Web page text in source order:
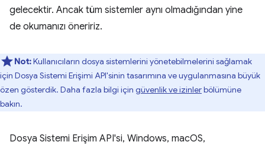
gelecektir. Ancak tüm sistemler aynı olmadığından yine
de okumanızı öneririz.
Not:Kullanıcıların dosya sistemlerini yönetebilmelerini sağlamak
için Dosya Sistemi Erişimi API'sinin tasarımına ve uygulanmasına büyük
özen gösterdik. Daha fazla bilgi için güvenlik ve izinlerbölümüne
bakın.
Dosya Sistemi Erişim API'si, Windows, macOS,